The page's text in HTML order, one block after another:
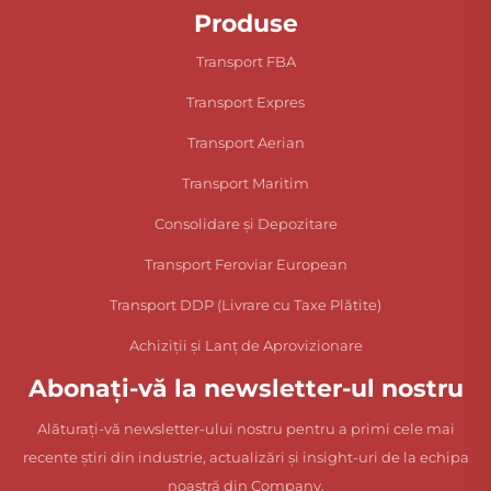
Produse
Transport FBA
Transport Expres
Transport Aerian
Transport Maritim
Consolidare și Depozitare
Transport Feroviar European
Transport DDP (Livrare cu Taxe Plătite)
Achiziții și Lanț de Aprovizionare
Abonați-vă la newsletter-ul nostru
Alăturați-vă newsletter-ului nostru pentru a primi cele mai
recente știri din industrie, actualizări și insight-uri de la echipa
noastră din Company.